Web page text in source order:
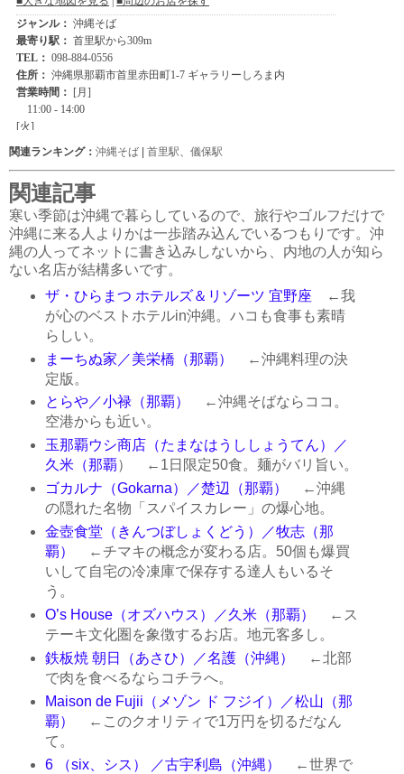
関連ランキング： 沖縄そば | 首里駅 儀保駅
関連記事
寒い季節は沖縄で暮らしているので、旅行やゴルフだけで
沖縄に来る人よりかは一歩踏み込んでいるつもりです。沖
縄の人ってネットに書き込みしないから、内地の人が知ら
ない名店が結構多いです。
ザ・ひらまつ ホテルズ＆リゾーツ 宜野座 ←我
が心のベストホテルin沖縄。ハコも食事も素晴
らしい。
まーちぬ家／美栄橋（那覇）
←沖縄料理の決
定版。
とらや／小禄（那覇）
←沖縄そばならココ。
空港からも近い。
玉那覇ウシ商店（たまなはうししょうてん）／
久米（那覇） ←1日限定50食。麺がバリ旨い。
ゴカルナ（Gokarna）／楚辺（那覇）
←沖縄
の隠れた名物「スパイスカレー」の爆心地。
金壺食堂（きんつぼしょくどう）／牧志（那
覇）
←チマキの概念が変わる店。50個も爆買
いして自宅の冷凍庫で保存する達人もいるそ
う。
O’s House（オズハウス）／久米（那覇）
←ス
テーキ文化圏を象徴するお店。地元客多し。
鉄板焼 朝日（あさひ）／名護（沖縄）
←北部
で肉を食べるならコチラへ。
Maison de Fujii（メゾン ド フジイ）／松山（那
覇）
←このクオリティで1万円を切るだなん
て。
6 （six、シス） ／古宇利島（沖縄）
←世界で